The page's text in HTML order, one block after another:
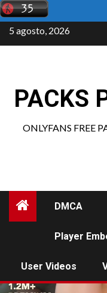
Saltar
al
contenido
5 agosto, 2026
PACKS
ONLYFANS FREE
DMCA
Player
User Videos